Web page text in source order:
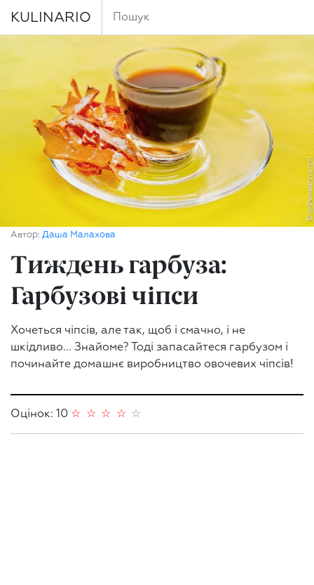
KULINARIO
Автор: Даша Малахова
Тиждень гарбуза:
Гарбузові чіпси
Хочеться чіпсів, але так, щоб і смачно, і не
шкідливо... Знайоме? Тоді запасайтеся гарбузом і
починайте домашнє виробництво овочевих чіпсів!
Оцінок: 10 ☆
☆
☆
☆
☆